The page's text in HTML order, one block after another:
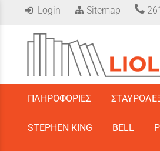
Login Sitemap
ΠΛΗΡΟΦΟΡΙΕΣ
STEPHEN KING BELL